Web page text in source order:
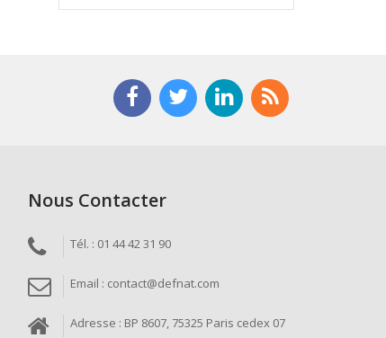
Nous Contacter
Tél. : 01 44 42 31 90
Email : contact@defnat.com
Adresse : BP 8607, 75325 Paris cedex 07